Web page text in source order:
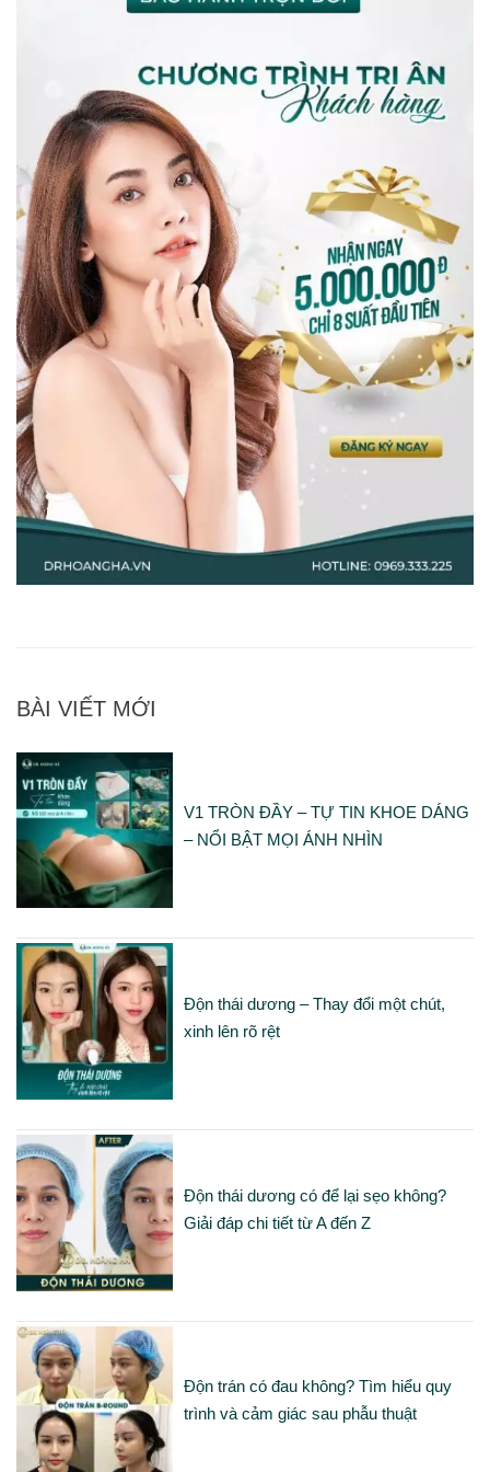
BÀI VIẾT MỚI
V1 TRÒN ĐẦY – TỰ TIN KHOE DÁNG
– NỔI BẬT MỌI ÁNH NHÌN
Độn thái dương – Thay đổi một chút,
xinh lên rõ rệt
Độn thái dương có để lại sẹo không?
Giải đáp chi tiết từ A đến Z
Độn trán có đau không? Tìm hiểu quy
trình và cảm giác sau phẫu thuật